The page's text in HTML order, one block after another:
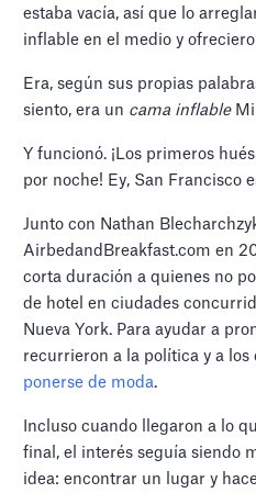
estaba vacía, así que lo
inflable en el medio y
Era, según sus propias
siento, era un cama inflableMi
Y funcionó. ¡Los primeros
por noche! Ey, San Francisco
Junto con Nathan
AirbedandBreakfast.com en
corta duración a quienes no
de hotel en ciudades
Nueva York. Para ayudar a
recurrieron a la política y a los
ponerse de moda.
Incluso cuando llegaron a lo
final, el interés seguía siendo
idea: encontrar un lugar y